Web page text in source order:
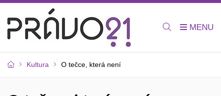
Kultura O tečce, která není